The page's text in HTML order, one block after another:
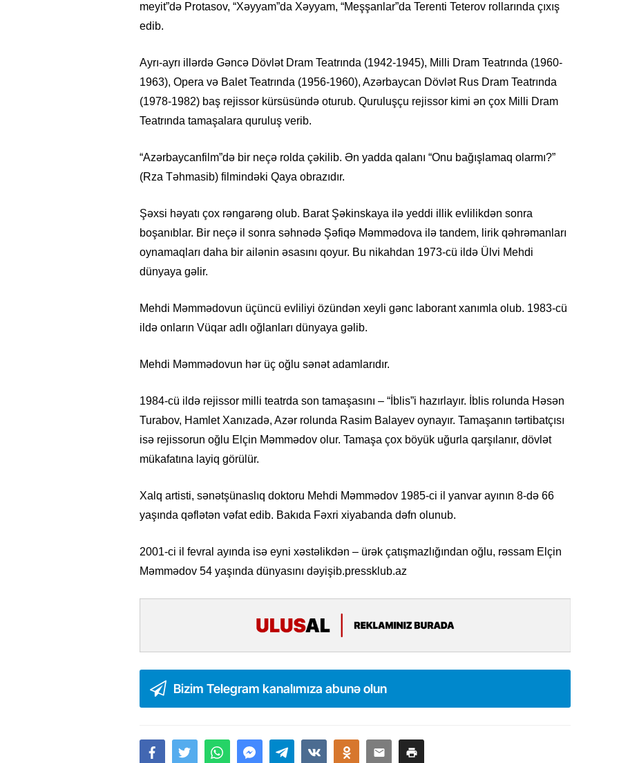
meyit”də Protasov, “Xəyyam”da Xəyyam, “Meşşanlar”da Terenti Teterov rollarında çıxış
edib.
Ayrı-ayrı illərdə Gəncə Dövlət Dram Teatrında (1942-1945), Milli Dram Teatrında (1960-
1963), Opera və Balet Teatrında (1956-1960), Azərbaycan Dövlət Rus Dram Teatrında
(1978-1982) baş rejissor kürsüsündə oturub. Quruluşçu rejissor kimi ən çox Milli Dram
Teatrında tamaşalara quruluş verib.
“Azərbaycanfilm”də bir neçə rolda çəkilib. Ən yadda qalanı “Onu bağışlamaq olarmı?”
(Rza Təhmasib) filmindəki Qaya obrazıdır.
Şəxsi həyatı çox rəngarəng olub. Barat Şəkinskaya ilə yeddi illik evlilikdən sonra
boşanıblar. Bir neçə il sonra səhnədə Şəfiqə Məmmədova ilə tandem, lirik qəhrəmanları
oynamaqları daha bir ailənin əsasını qoyur. Bu nikahdan 1973-cü ildə Ülvi Mehdi
dünyaya gəlir.
Mehdi Məmmədovun üçüncü evliliyi özündən xeyli gənc laborant xanımla olub. 1983-cü
ildə onların Vüqar adlı oğlanları dünyaya gəlib.
Mehdi Məmmədovun hər üç oğlu sənət adamlarıdır.
1984-cü ildə rejissor milli teatrda son tamaşasını – “İblis”i hazırlayır. İblis rolunda Həsən
Turabov, Hamlet Xanızadə, Azər rolunda Rasim Balayev oynayır. Tamaşanın tərtibatçısı
isə rejissorun oğlu Elçin Məmmədov olur. Tamaşa çox böyük uğurla qarşılanır, dövlət
mükafatına layiq görülür.
Xalq artisti, sənətşünaslıq doktoru Mehdi Məmmədov 1985-ci il yanvar ayının 8-də 66
yaşında qəflətən vəfat edib. Bakıda Fəxri xiyabanda dəfn olunub.
2001-ci il fevral ayında isə eyni xəstəlikdən – ürək çatışmazlığından oğlu, rəssam Elçin
Məmmədov 54 yaşında dünyasını dəyişib.pressklub.az
Bizim Telegram kanalımıza abunə olun